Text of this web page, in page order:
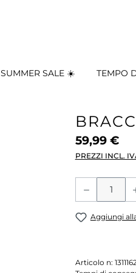
SUMMER SALE ☀️ TEMPO
59,99 €
PREZZI INCL.
Aggiungi
Articolo n: